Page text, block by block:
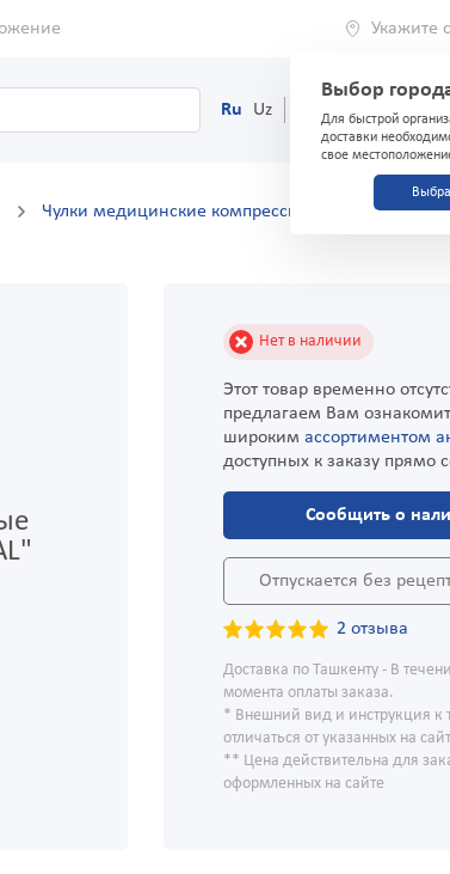
Укажите
Выбор
Для быстрой
доставки
свое
Ru Uz (71) 200-03-03
Чулки медицинские компрессионные
Нет в наличии
Этот товар временно
предлагаем Вам
широким ассортиментом
доступных к заказу прямо
Сообщить о
Отпускается без
2 отзыва
Доставка по Ташкенту - В
момента оплаты заказа.
* Внешний вид и инструкция к
отличаться от указанных на
** Цена действительна для
оформленных на сайте